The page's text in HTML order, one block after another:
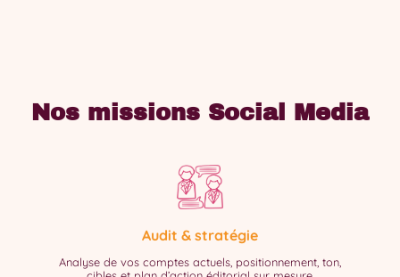
Nos missions Social Media
Audit & stratégie
Analyse de vos comptes actuels, positionnement, ton,